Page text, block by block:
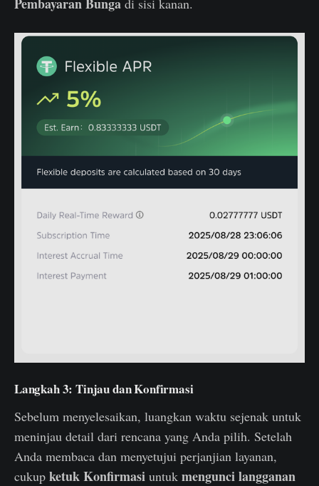
Langkah 3: Tinjau dan Konfirmasi
Sebelum menyelesaikan, luangkan waktu sejenak untuk
meninjau detail dari rencana yang Anda pilih. Setelah
Anda membaca dan menyetujui perjanjian layanan,
cukup ketuk Konfirmasi untuk mengunci langganan